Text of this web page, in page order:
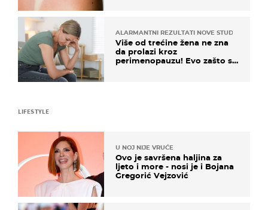
ALARMANTNI REZULTATI NOVE STUDIJE
Više od trećine žena ne zna
da prolazi kroz
perimenopauzu! Evo zašto su
LIFESTYLE
U NOJ NIJE VRUĆE
Ovo je savršena haljina za
ljeto i more - nosi je i Bojana
Gregorić Vejzović